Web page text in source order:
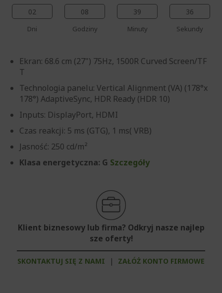
02
Dni
08
Godziny
39
Minuty
35
Sekundy
Ekran: 68.6 cm (27") 75Hz, 1500R Curved Screen/TF
T
Technologia panelu: Vertical Alignment (VA) (178°x
178°) AdaptiveSync, HDR Ready (HDR 10)
Inputs: DisplayPort, HDMI
Czas reakcji: 5 ms (GTG), 1 ms( VRB)
Jasność: 250 cd/m²
Klasa energetyczna: G Szczegóły
Klient biznesowy lub firma? Odkryj nasze najlep
sze oferty!
SKONTAKTUJ SIĘ Z NAMI | ZAŁÓŻ KONTO FIRMOWE